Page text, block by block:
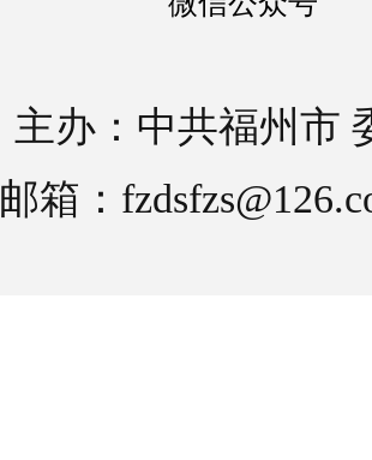
主办：中共福州市
邮箱：